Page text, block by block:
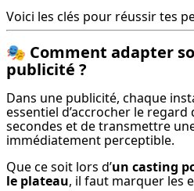
Voici les clés pour réussir tes
🎭 Comment adapter
publicité ?
Dans une publicité, chaque
essentiel d’accrocher le regard
secondes et de transmettre
immédiatement perceptible.
Que ce soit lors d’un casting
le plateau, il faut marquer les